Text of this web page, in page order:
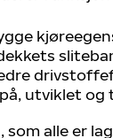
utviklet og
alle er